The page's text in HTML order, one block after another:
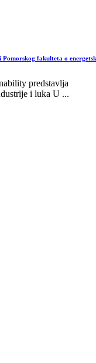
fakulteta o
predstavlja
i luka U ...